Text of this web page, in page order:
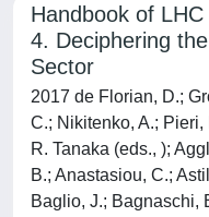
Handbook of
4. Deciphering
Sector
2017 de Florian, D.;
C.; Nikitenko, A.; Pieri,
R. Tanaka (eds., );
B.; Anastasiou, C.;
Baglio, J.; Bagnaschi,